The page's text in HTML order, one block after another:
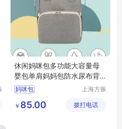
休闲妈咪包多功能大容量母
婴包单肩妈妈包防水尿布背
包
妈咪包
上海方振
有限公司
￥ 85.00 拨打电话